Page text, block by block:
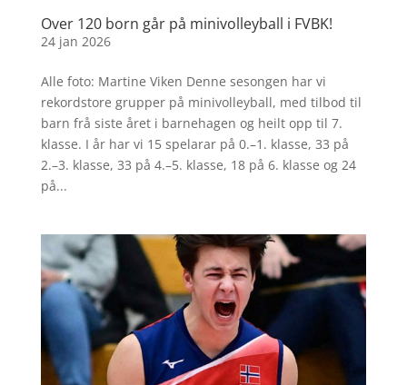
Over 120 born går på minivolleyball i FVBK!
24 jan 2026
Alle foto: Martine Viken Denne sesongen har vi
rekordstore grupper på minivolleyball, med tilbod til
barn frå siste året i barnehagen og heilt opp til 7.
klasse. I år har vi 15 spelarar på 0.–1. klasse, 33 på
2.–3. klasse, 33 på 4.–5. klasse, 18 på 6. klasse og 24
på...